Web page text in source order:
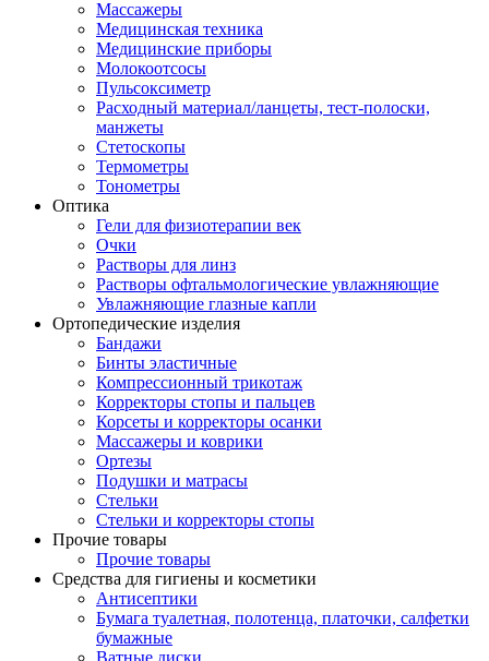
Массажеры
Медицинская техника
Медицинские приборы
Молокоотсосы
Пульсоксиметр
Расходный материал/ланцеты, тест-полоски,
манжеты
Стетоскопы
Термометры
Тонометры
Оптика
Гели для физиотерапии век
Очки
Растворы для линз
Растворы офтальмологические увлажняющие
Увлажняющие глазные капли
Ортопедические изделия
Бандажи
Бинты эластичные
Компрессионный трикотаж
Корректоры стопы и пальцев
Корсеты и корректоры осанки
Массажеры и коврики
Ортезы
Подушки и матрасы
Стельки
Стельки и корректоры стопы
Прочие товары
Прочие товары
Средства для гигиены и косметики
Антисептики
Бумага туалетная, полотенца, платочки, салфетки
бумажные
Ватные диски